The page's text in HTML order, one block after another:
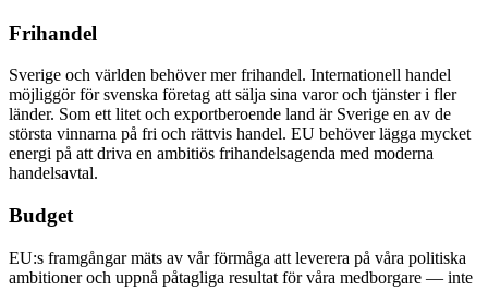
Frihandel
Sverige och världen behöver mer frihandel. Internationell handel
möjliggör för svenska företag att sälja sina varor och tjänster i fler
länder. Som ett litet och exportberoende land är Sverige en av de
största vinnarna på fri och rättvis handel. EU behöver lägga mycket
energi på att driva en ambitiös frihandelsagenda med moderna
handelsavtal.
Budget
EU:s framgångar mäts av vår förmåga att leverera på våra politiska
ambitioner och uppnå påtagliga resultat för våra medborgare — inte